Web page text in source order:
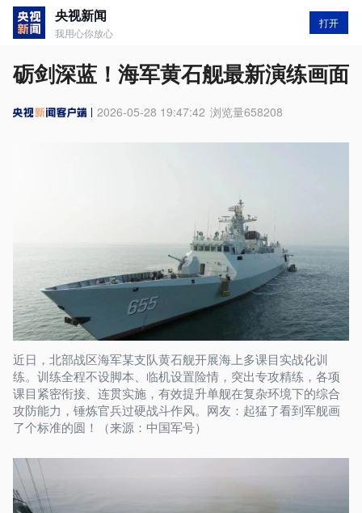
央视新闻
我用心你放心
打开
砺剑深蓝！海军黄石舰最新演练画面
2026-05-28 19:47:42 浏览量658208
近日，北部战区海军某支队黄石舰开展海上多课目实战化训
练。训练全程不设脚本、临机设置险情，突出专攻精练，各项
课目紧密衔接、连贯实施，有效提升单舰在复杂环境下的综合
攻防能力，锤炼官兵过硬战斗作风。网友：起猛了看到军舰画
了个标准的圆！（来源：中国军号）